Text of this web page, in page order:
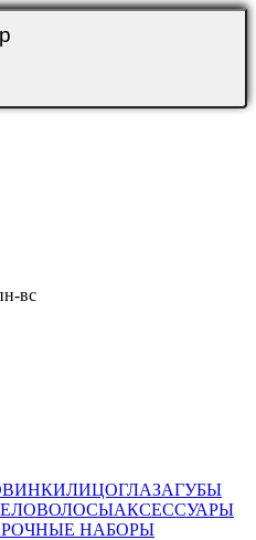
вс
ЛИЦОГЛАЗАГУБЫ
ВОЛОСЫАКСЕССУАРЫ
НАБОРЫ